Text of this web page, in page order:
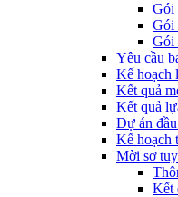
Gói
Gói
Gói
Yêu cầu
Kế hoạch
Kết quả
Kết quả
Dự án
Kế hoạch
Mời sơ
Kết